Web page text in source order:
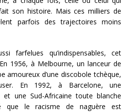
son histoire. Mais ces milliers de
parfois des trajectoires moins
farfelues qu’indispensables, cet
1956, à Melbourne, un lanceur de
amoureux d’une discobole tchèque,
En 1992, à Barcelone, une
une Sud-Africaine toute blanche
que le racisme de naguère est